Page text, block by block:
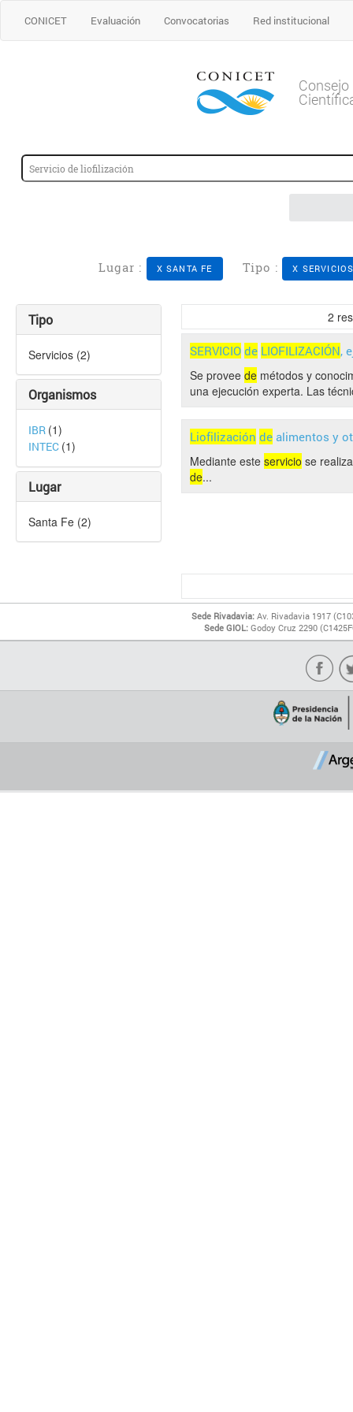
CONICET Evaluación Convocatorias Red institucional
Lugar : X SANTA FE Tipo : X
Tipo
Servicios (2)
Organismos
IBR (1)
INTEC (1)
Lugar
Santa Fe (2)
2
SERVICIO de LIOFILIZACIÓN,
Se provee de métodos y
una ejecución experta. Las
Liofilización de alimentos y
Mediante este servicio se
de...
Sede Rivadavia: Av. Rivadavia 1917
Sede GIOL: Godoy Cruz 2290